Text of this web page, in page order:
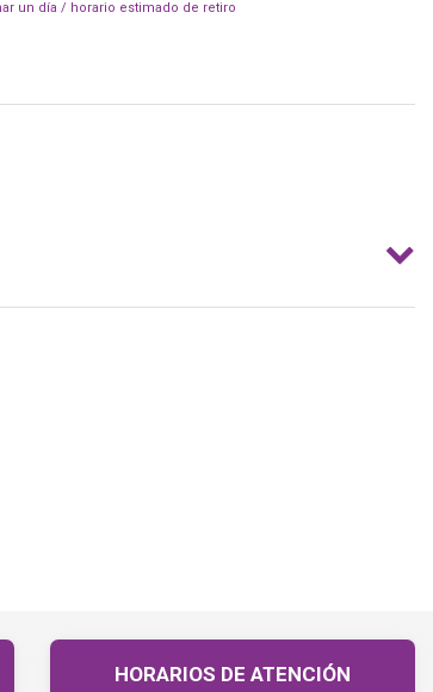
un día / horario estimado de retiro
HORARIOS DE ATENCIÓN